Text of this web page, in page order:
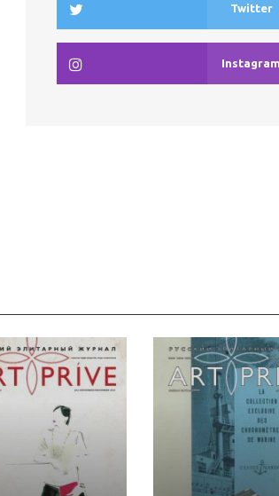
Twitter
Instagram